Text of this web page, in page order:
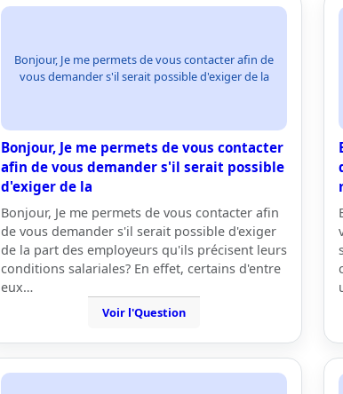
Bonjour, Je me permets de vous contacter afin de
vous demander s'il serait possible d'exiger de la
Bonjour, Je me permets de vous contacter
afin de vous demander s'il serait possible
d'exiger de la
Bonjour, Je me permets de vous contacter afin
de vous demander s'il serait possible d'exiger
de la part des employeurs qu'ils précisent leurs
conditions salariales? En effet, certains d'entre
eux…
Voir l'Question